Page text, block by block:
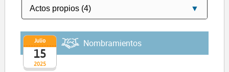
2025
Julio
15
Nombramientos